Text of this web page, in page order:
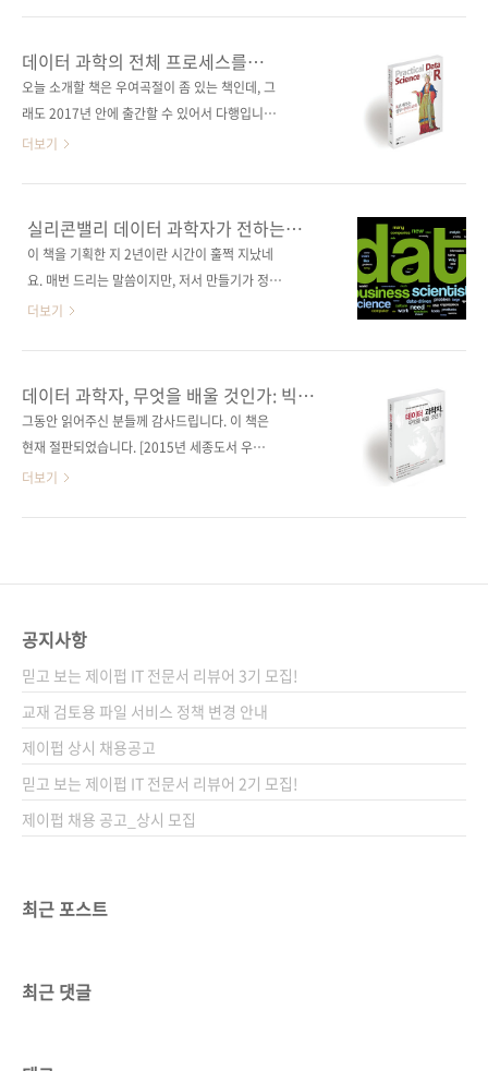
를 만나볼 수 있을 것 같습니다. Hulu를 먼저 소
과학팀 소속 15명의 엔지니어가 만든 책이기 때
문입니다. 칭화대와 스토니브룩대, 스탠퍼드대
에서 공부하고 현재 Hulu 글로벌 연구소 부사장
이자..
보문고] [도서11번가] [반디앤루니스] [알라딘]
[예스이십사] [인터파크] 전자책 구매 사이트(가
나다순)[교보문고] [구글북스] [리디북스] [알라
판사 MANNING원서명 Practical Data
Science with R(원서 ISBN:
역자명 임대경출판일 2017년 12월 15일페이지
464쪽판 형 46배판변형(188*245*22)제 본 무
선(soft cover)..
데이터 과학의 전체 프로세스를
경험하다!
오늘 소개할 책은 우여곡절이 좀 있는 책인데, 그
래도 2017년 안에 출간할 수 있어서 다행입니
다. 번역을 제때 끝마쳐 주지 못하셨지만, 바쁜
(《Practical Data Science with R》)가 출간
된 지 3년이라는 시간이 흘렀지만, R을 기반으로
데이터 과학을 다루는 책으로는 최고의 책 중 하
권의 책에 데이터 탐색에서 모델링, 결과 전달에
이르기까지 데이터 과학의 모든 프로세스를 담
역 R 사용자 그룹 공동 설립자인 짐 포르작(Jim
Porzak)은 다음과 같은 말로 이 책을 추천해 주
었습니다. ※※※※※※※※※※※※※..
더보기
실리콘밸리 데이터 과학자가 전하는
"데이터 과학 입문"
이 책을 기획한 지 2년이란 시간이 훌쩍 지났네
요. 매번 드리는 말씀이지만, 저서 만들기가 정말
만만치 않네요. 출판사는 출판사대로, 저자는 저
몇 날 며칠 밤을 끙끙대기도 한다니... 어쨌든 그
긴 터널과 같은 과정을 거쳐 곧 여러분을 찾아뵙
게 되는 황홀한 순간을 맞이하게 되었습니다.
갈 가능성이 높다."_마윈(알리바마 회장) 마윈이
데이터 분석의 중요성을 역설하며 했던 말이죠.
어..
더보기
데이터 과학자, 무엇을 배울 것인가: 빅
데이터 시대의 데이터 과학자 양성 독본
그동안 읽어주신 분들께 감사드립니다. 이 책은
현재 절판되었습니다. [2015년 세종도서 우수학
술도서 선정!] 데이터 과학자를 꿈꾸는 사람들을
히로유키 외 11인 역자명 정인식 출판일 2014
46배판 변형(188*245*19) 제 본 무선(soft
cover) 정 가 24,000원 ISBN 978-89-94506-
97-5 (93000) 키워드 빅 데이터, 데이터 사이언
티스트, 데이터베이스, R 언어, RStudio,..
더보기
공지사항
믿고 보는 제이펍 IT 전문서 리뷰어 3기 모집!
교재 검토용 파일 서비스 정책 변경 안내
제이펍 상시 채용공고
믿고 보는 제이펍 IT 전문서 리뷰어 2기 모집!
제이펍 채용 공고_상시 모집
최근 포스트
최근 댓글